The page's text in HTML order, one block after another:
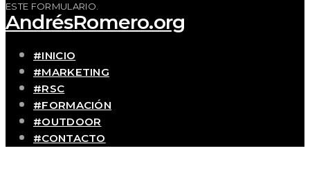
ESTE FORMULARIO.
AndrésRomero.org
#INICIO
#MARKETING
#RSC
#FORMACIÓN
#OUTDOOR
#CONTACTO